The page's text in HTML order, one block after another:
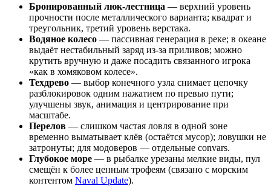
Бронированный люк-лестница — верхний уровень
прочности после металлического варианта; квадрат и
треугольник, третий уровень верстака.
Водяное колесо — пассивная генерация в реке; в океане
выдаёт нестабильный заряд из-за приливов; можно
крутить вручную и даже посадить связанного игрока
«как в хомяковом колесе».
Техдрево — выбор конечного узла снимает цепочку
разблокировок одним нажатием по превью пути;
улучшены звук, анимация и центрирование при
масштабе.
Перелов — слишком частая ловля в одной зоне
временно выматывает клёв (остаётся мусор); ловушки не
затронуты; для модоверов — отдельные convars.
Глубокое море — в рыбалке урезаны мелкие виды, пул
смещён к более ценным трофеям (связано с морским
контентом Naval Update).